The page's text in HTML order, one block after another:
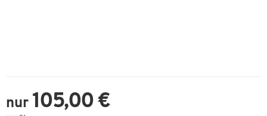
nur 105,00 €